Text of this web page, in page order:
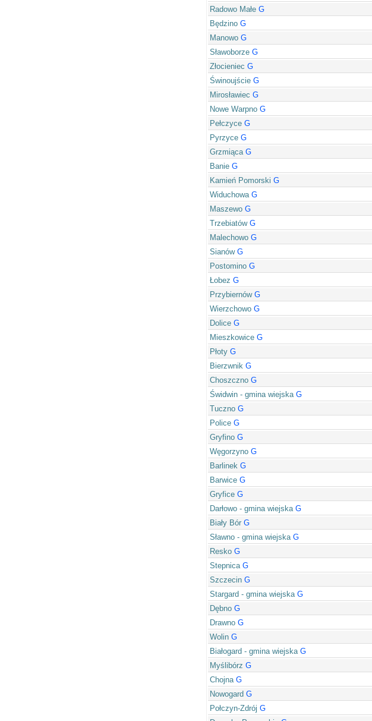
Radowo Małe G
Będzino G
Manowo G
Sławoborze G
Złocieniec G
Świnoujście G
Mirosławiec G
Nowe Warpno G
Pełczyce G
Pyrzyce G
Grzmiąca G
Banie G
Kamień Pomorski G
Widuchowa G
Maszewo G
Trzebiatów G
Malechowo G
Sianów G
Postomino G
Łobez G
Przybiernów G
Wierzchowo G
Dolice G
Mieszkowice G
Płoty G
Bierzwnik G
Choszczno G
Świdwin - gmina wiejska G
Tuczno G
Police G
Gryfino G
Węgorzyno G
Barlinek G
Barwice G
Gryfice G
Darłowo - gmina wiejska G
Biały Bór G
Sławno - gmina wiejska G
Resko G
Stepnica G
Szczecin G
Stargard - gmina wiejska G
Dębno G
Drawno G
Wolin G
Białogard - gmina wiejska G
Myślibórz G
Chojna G
Nowogard G
Połczyn-Zdrój G